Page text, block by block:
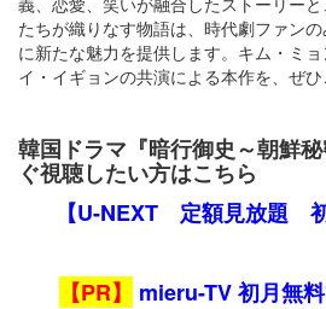
たちが織りなす物語は、時代劇ファン
に新たな魅力を提供します。キム・ミョ
イ・イギョンの共演による本作を、ぜひ
韓国ドラマ『暗行御史～朝鮮
ぐ視聴したい方はこちら
【U-NEXT 定額見放題
【PR】 mieru-TV 初月無